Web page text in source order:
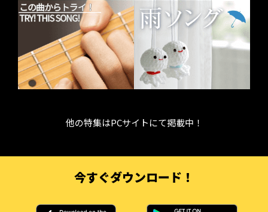
他の特集はPCサイトにて掲載中！
今すぐダウンロード！